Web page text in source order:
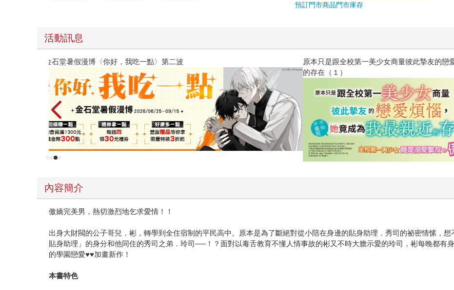
預訂門市商品門市庫存
活動訊息
原本只是跟全校第一美少女商量彼此摯友的戀愛煩惱，不知不覺間她竟成為我最親近 攻殼機動隊 (1995) 4K數位修復版
內容簡介
傲嬌完美男，熱切激烈地乞求愛情！！
出身大財閥的公子哥兒．彬，轉學到全住宿制的平民高中。原本是為了斷絕對從小陪在身邊的貼身助理．秀司的祕密情愫，
貼身助理」的身分和他同住的秀司之弟．玲司──！？面對以毒舌教育不懂人情事故的彬又不時大膽示愛的玲司，彬每晚都
的學園戀愛♥♥加畫新作！
本書特色